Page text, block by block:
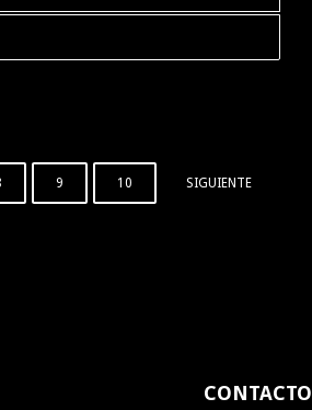
9 10 SIGUIENTE
CONTACTO